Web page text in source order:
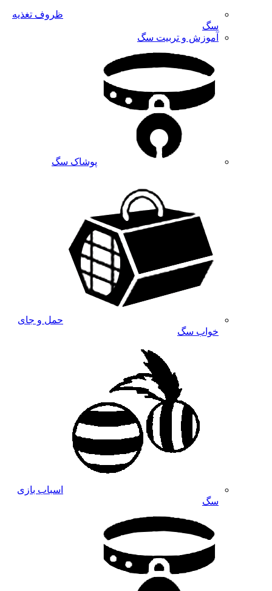
ظروف تغذیه
سگ
آموزش و تربیت سگ
پوشاک سگ
حمل و جای
خواب سگ
اسباب بازی
سگ